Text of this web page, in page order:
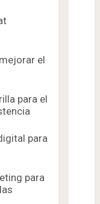
el
para el
para
para